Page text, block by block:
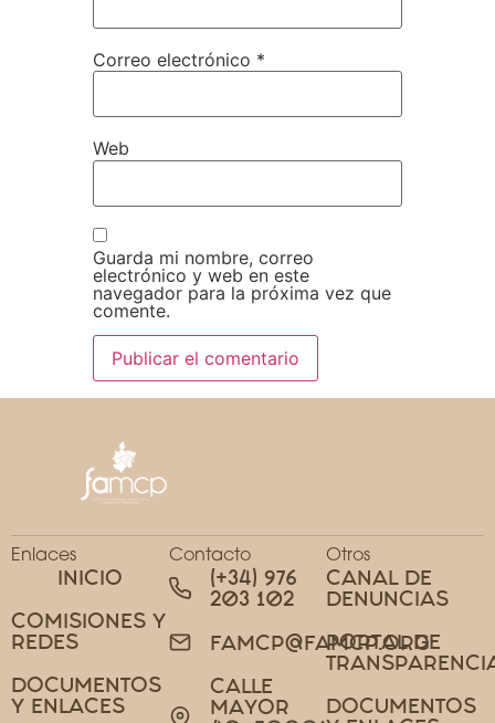
Correo electrónico *
Web
Guarda mi nombre, correo
electrónico y web en este
navegador para la próxima vez que
comente.
Enlaces
INICIO
COMISIONES Y
REDES
DOCUMENTOS
Y ENLACES
Contacto
(+34) 976
203 102
FAMCP@FAMCP.ORG
CALLE
MAYOR
Otros
CANAL DE
DENUNCIAS
PORTAL DE
DOCUMENTOS